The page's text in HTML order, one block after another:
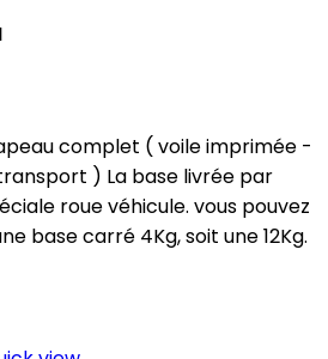
complet ( voile imprimée -
) La base livrée par
roue véhicule. vous pouvez
base carré 4Kg, soit une 12Kg.